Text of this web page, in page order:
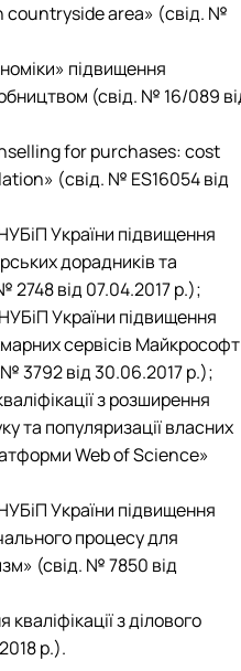
area» (свід. №
підвищення
(свід. № 16/089
for purchases: cost
(свід. № ES16054 від
України підвищення
дорадників та
2748 від 07.04.2017 р.);
України підвищення
сервісів Майкрософт
3792 від 30.06.2017 р.);
з розширення
та популяризації власних
Web of Science»
України підвищення
процесу для
(свід. № 7850 від
з ділового
р.).